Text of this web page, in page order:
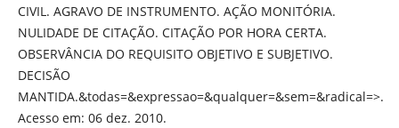
CIVIL. AGRAVO DE INSTRUMENTO. AÇÃO MONITÓRIA.
NULIDADE DE CITAÇÃO. CITAÇÃO POR HORA CERTA.
OBSERVÂNCIA DO REQUISITO OBJETIVO E SUBJETIVO.
DECISÃO
MANTIDA.&todas=&expressao=&qualquer=&sem=&radical=>.
Acesso em: 06 dez. 2010.